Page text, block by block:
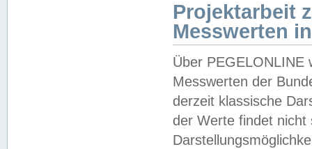
Projektarbeit
Messwerten
Über PEGELONLINE
Messwerten der
derzeit klassische
der Werte findet